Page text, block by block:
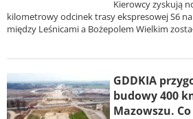
Kierowcy zyskują
kilometrowy odcinek trasy ekspresowej S6
między Leśnicami a Bożepolem Wielkim
GDDKIA
budowy 400
Mazowszu.